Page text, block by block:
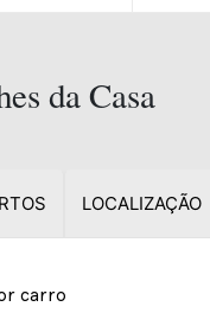
da Casa
LOCALIZAÇÃO
carro